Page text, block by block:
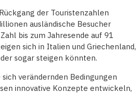
der Touristenzahlen
ausländische Besucher
bis zum Jahresende auf 91
sich in Italien und Griechenland,
sogar steigen könnten.
verändernden Bedingungen
innovative Konzepte entwickeln,